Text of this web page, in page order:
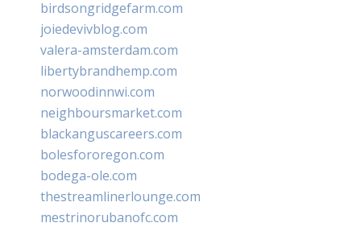
birdsongridgefarm.com
joiedevivblog.com
valera-amsterdam.com
libertybrandhemp.com
norwoodinnwi.com
neighboursmarket.com
blackanguscareers.com
bolesfororegon.com
bodega-ole.com
thestreamlinerlounge.com
mestrinorubanofc.com